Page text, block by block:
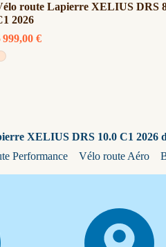
route Lapierre XELIUS DRS
2026
999,00 €
XELIUS DRS 10.0 C1 2026
Performance Vélo route Aéro